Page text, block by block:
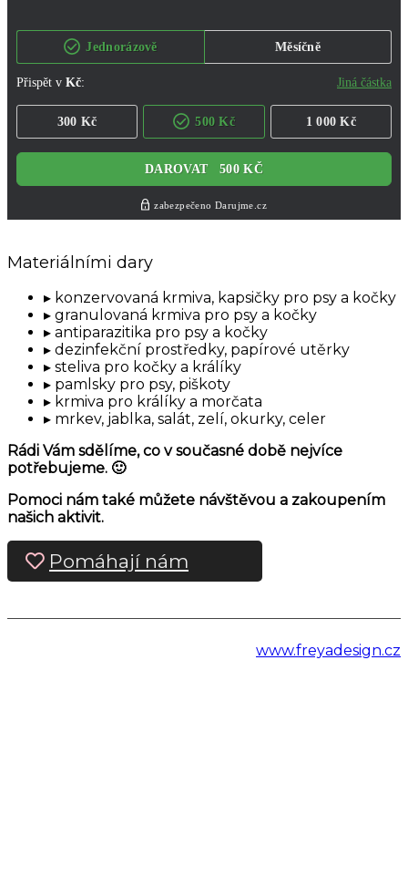
Materiálními dary
konzervovaná krmiva, kapsičky pro psy a kočky
granulovaná krmiva pro psy a kočky
antiparazitika pro psy a kočky
dezinfekční prostředky, papírové utěrky
steliva pro kočky a králíky
pamlsky pro psy, piškoty
krmiva pro králíky a morčata
mrkev, jablka, salát, zelí, okurky, celer
Rádi Vám sdělíme, co v současné době nejvíce
potřebujeme. 🙂
Pomoci nám také můžete návštěvou a zakoupením
našich aktivit.
Pomáhají nám
www.freyadesign.cz